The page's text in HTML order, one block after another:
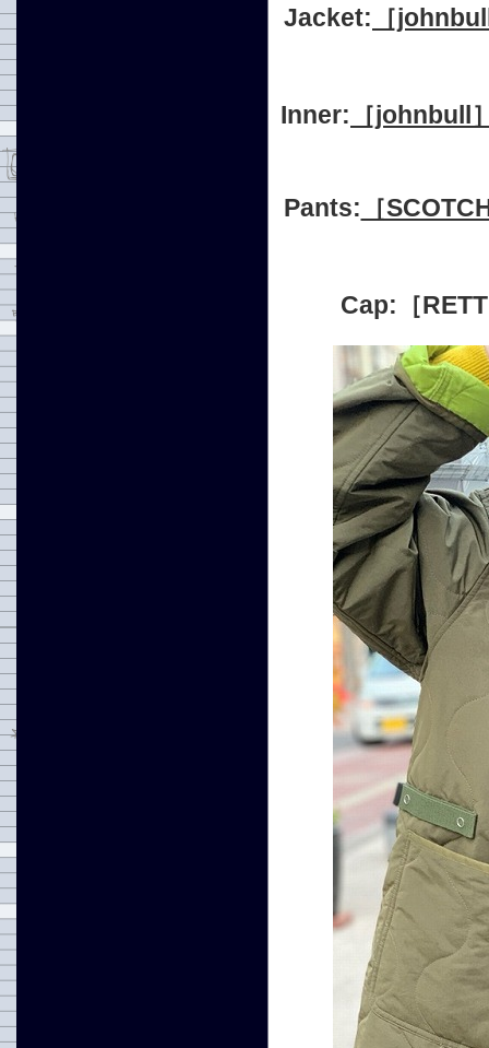
Jacket: ［
Inner: ［
Pants: ［
Cap:［